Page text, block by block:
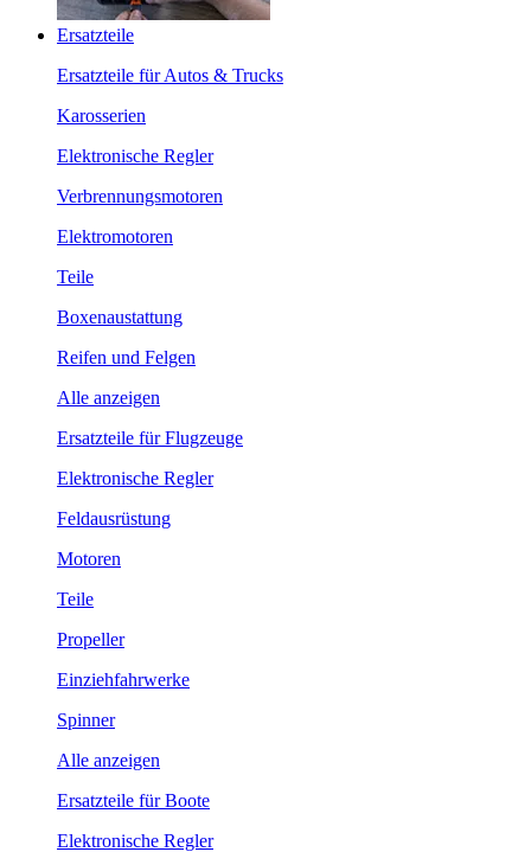
Ersatzteile
Ersatzteile für Autos & Trucks
Karosserien
Elektronische Regler
Verbrennungsmotoren
Elektromotoren
Teile
Boxenaustattung
Reifen und Felgen
Alle anzeigen
Ersatzteile für Flugzeuge
Elektronische Regler
Feldausrüstung
Motoren
Teile
Propeller
Einziehfahrwerke
Spinner
Alle anzeigen
Ersatzteile für Boote
Elektronische Regler